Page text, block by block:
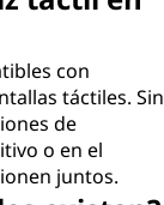
con
táctiles. Sin
de
o en el
juntos.